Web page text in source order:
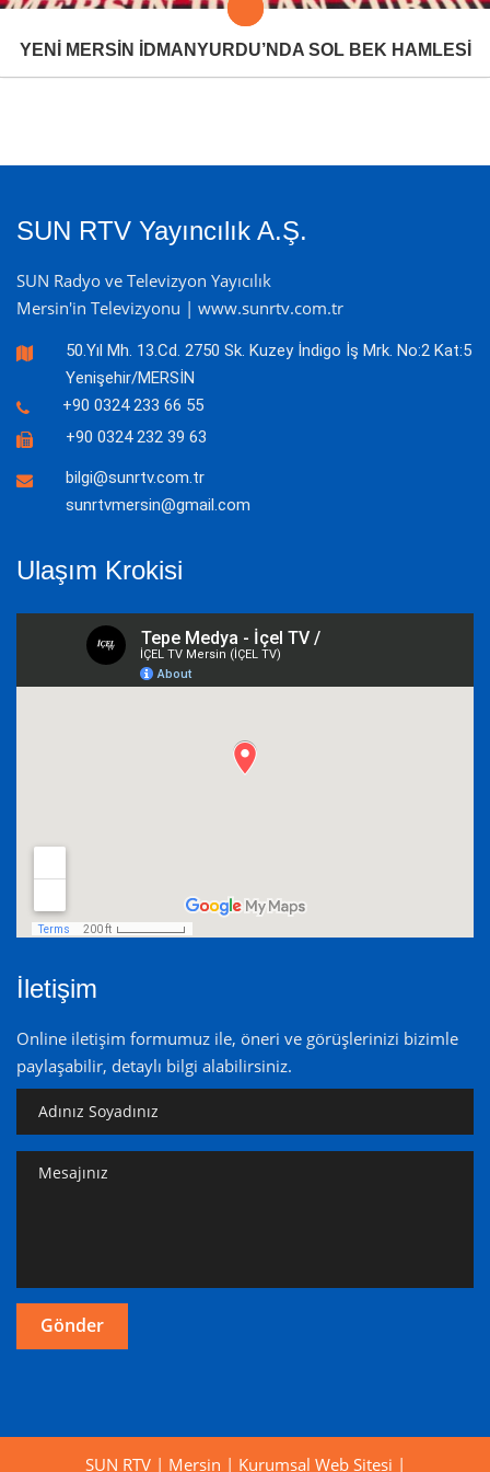
YENİ MERSİN İDMANYURDU’NDA SOL BEK HAMLESİ
SUN RTV Yayıncılık A.Ş.
SUN Radyo ve Televizyon Yayıcılık
Mersin'in Televizyonu | www.sunrtv.com.tr
50.Yıl Mh. 13.Cd. 2750 Sk. Kuzey İndigo İş Mrk. No:2 Kat:5
Yenişehir/MERSİN
+90 0324 233 66 55
+90 0324 232 39 63
bilgi@sunrtv.com.tr
sunrtvmersin@gmail.com
Ulaşım Krokisi
İletişim
Online iletişim formumuz ile, öneri ve görüşlerinizi bizimle
paylaşabilir, detaylı bilgi alabilirsiniz.
SUN RTV | Mersin | Kurumsal Web Sitesi |